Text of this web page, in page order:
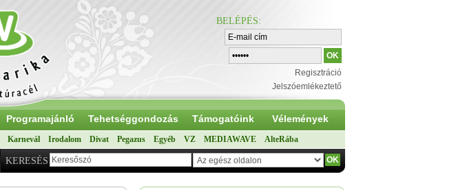
BELÉPÉS:
Regisztráció
Jelszóemlékeztető
Programajánló Tehetséggondozás Támogatóink Vélemények
Karnevál Irodalom Divat Pegazus Egyéb VZ MEDIAWAVE AlteRába
KERESÉS